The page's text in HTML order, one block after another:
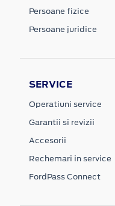
Persoane fizice
Persoane juridice
SERVICE
Operatiuni service
Garantii si revizii
Accesorii
Rechemari in service
FordPass Connect